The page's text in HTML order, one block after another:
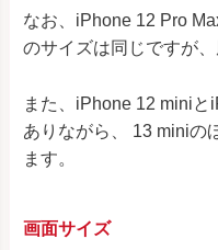
なお、iPhone 12 Pro
のサイズは同じですが
また、iPhone 12 mini
ありながら、 13 miniの
ます。
画面サイズ